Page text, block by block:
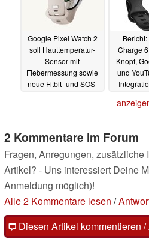
Google Pixel Watch 2
soll Hauttemperatur-
Sensor mit
Fiebermessung sowie
neue Fitbit- und SOS-
Charge
Knopf,
und
2 Kommentare im Forum
Fragen, Anregungen, zusätzliche
Artikel? - Uns interessiert Deine
Anmeldung möglich)!
Alle 2 Kommentare lesen /
Diesen Artikel kommentieren /